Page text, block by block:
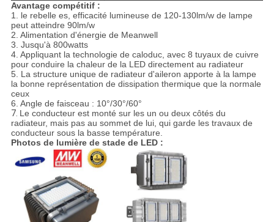
Avantage compétitif :
1. le rebelle es, efficacité lumineuse de 120-130lm/w de lampe
peut atteindre 90lm/w
2. Alimentation d'énergie de Meanwell
3. Jusqu'à 800watts
4. Appliquant la technologie de caloduc, avec 8 tuyaux de cuivre
pour conduire la chaleur de la LED directement au radiateur
5. La structure unique de radiateur d'aileron apporte à la lampe
la bonne représentation de dissipation thermique que la normale
ceux
6. Angle de faisceau : 10°/30°/60°
7. Le conducteur est monté sur les un ou deux côtés du
radiateur, mais pas au sommet de lui, qui garde les travaux de
conducteur sous la basse température.
Photos de lumière de stade de LED :